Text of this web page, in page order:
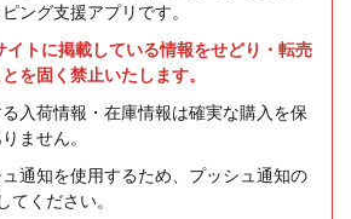
ング支援アプリです。
イトに掲載している情報をせどり・転売
を固く禁止いたします。
入荷情報・在庫情報は確実な購入を保
ません。
通知を使用するため、プッシュ通知の
てください。